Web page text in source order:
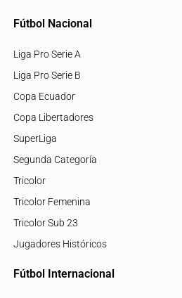
Fútbol Nacional
Liga Pro Serie A
Liga Pro Serie B
Copa Ecuador
Copa Libertadores
SuperLiga
Segunda Categoría
Tricolor
Tricolor Femenina
Tricolor Sub 23
Jugadores Históricos
Fútbol Internacional